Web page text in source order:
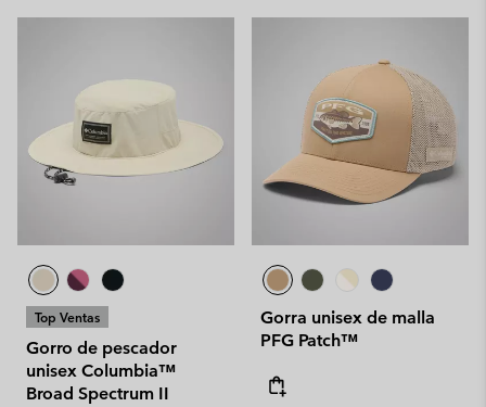
Top Ventas
Gorro de pescador
unisex Columbia™
Broad Spectrum II
Gorra unisex de malla
PFG Patch™